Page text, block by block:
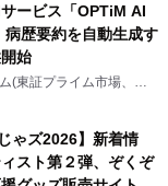
ービス「OPTiM AI
病歴要約を自動生成す
始
(東証プライム市場、コ
ゃズ2026】新着情
スト第２弾、ぞくぞ